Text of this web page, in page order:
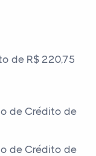
de R$ 220,75
de Crédito de
de Crédito de